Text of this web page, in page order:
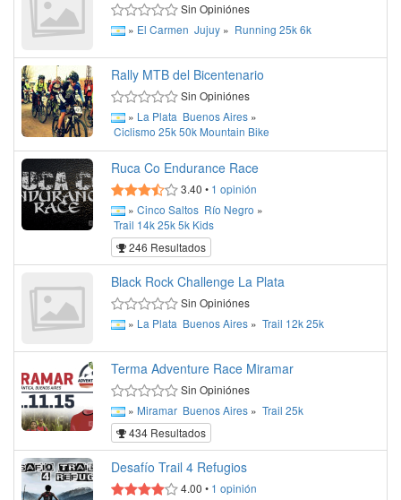
Sin Opiniónes
» El Carmen Jujuy » Running 25k6k
Rally MTB del Bicentenario
Sin Opiniónes
» La Plata Buenos Aires »
Ciclismo 25k50k Mountain Bike
Ruca Co Endurance Race
3.40 • 1 opinión
» Cinco Saltos Río Negro »
Trail 14k25k5k Kids
246 Resultados
Black Rock Challenge La Plata
Sin Opiniónes
» La Plata Buenos Aires » Trail 12k25k
Terma Adventure Race Miramar
Sin Opiniónes
» Miramar Buenos Aires » Trail 25k
434 Resultados
Desafío Trail 4 Refugios
4.00 • 1 opinión